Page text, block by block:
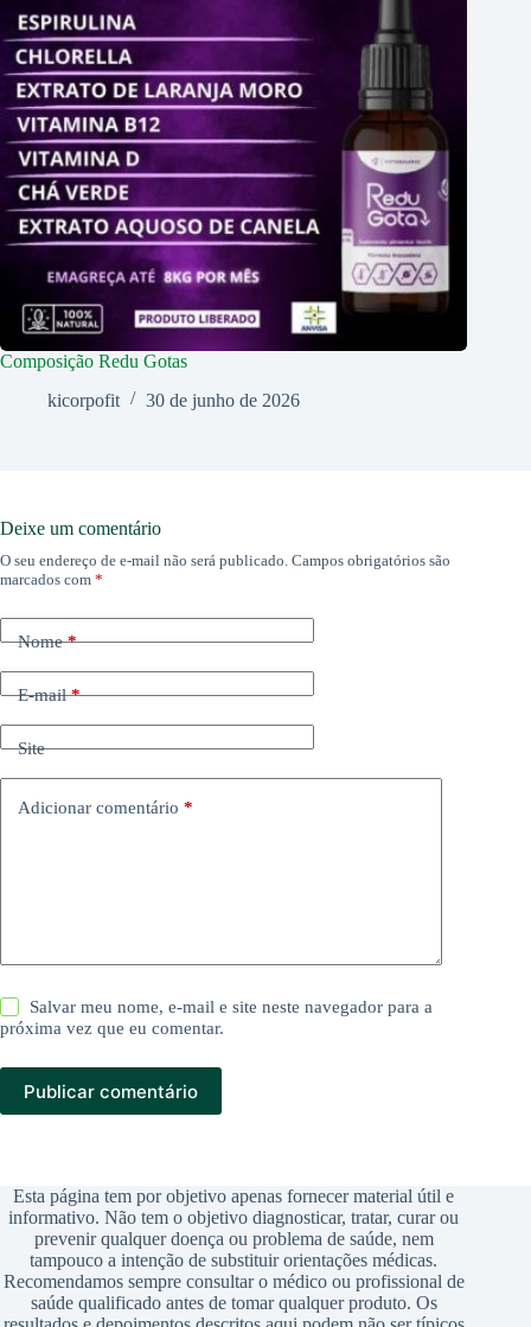
Composição Redu Gotas
kicorpofit
30 de junho de 2026
Deixe um comentário
O seu endereço de e-mail não será publicado. Campos obrigatórios são
marcados com *
Nome*
E-mail*
Site
Adicionar comentário *
Salvar meu nome, e-mail e site neste navegador para a
próxima vez que eu comentar.
Publicar comentário
Esta página tem por objetivo apenas fornecer material útil e
informativo. Não tem o objetivo diagnosticar, tratar, curar ou
prevenir qualquer doença ou problema de saúde, nem
tampouco a intenção de substituir orientações médicas.
Recomendamos sempre consultar o médico ou profissional de
saúde qualificado antes de tomar qualquer produto. Os